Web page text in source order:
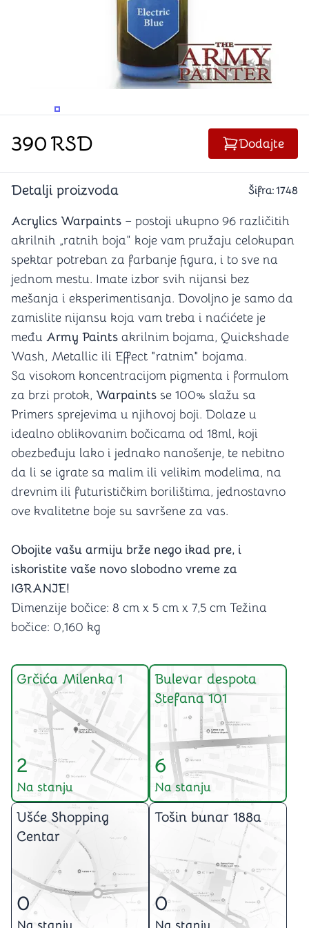
PROMENITE UGAO GLEDANJAPROMENITE UGAO GLEDANJA
390RSD Dodajte
Detalji proizvoda Šifra:1748
Acrylics Warpaints – postoji ukupno 96 različitih
akrilnih „ratnih boja“ koje vam pružaju celokupan
spektar potreban za farbanje figura, i to sve na
jednom mestu. Imate izbor svih nijansi bez
mešanja i eksperimentisanja. Dovoljno je samo da
zamislite nijansu koja vam treba i naćićete je
među Army Paints akrilnim bojama, Quickshade
Wash, Metallic ili Effect "ratnim" bojama.
Sa visokom koncentracijom pigmenta i formulom
za brzi protok, Warpaints se 100% slažu sa
Primers sprejevima u njihovoj boji. Dolaze u
idealno oblikovanim bočicama od 18ml, koji
obezbeđuju lako i jednako nanošenje, te nebitno
da li se igrate sa malim ili velikim modelima, na
drevnim ili futurističkim borilištima, jednostavno
ove kvalitetne boje su savršene za vas.
Obojite vašu armiju brže nego ikad pre, i
iskoristite vaše novo slobodno vreme za
IGRANJE!
Dimenzije bočice: 8 cm x 5 cm x 7,5 cm Težina
bočice: 0,160 kg
Grčića Milenka 1
2
Na stanju
Bulevar despota
Stefana 101
6
Na stanju
Ušće Shopping
Centar
0
Tošin bunar 188a
0